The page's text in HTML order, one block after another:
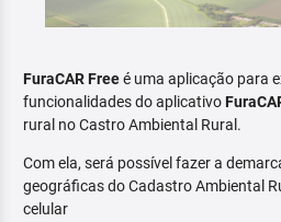
FuraCAR Freeé uma aplicação para
funcionalidades do aplicativo
rural no Castro Ambiental Rural.
Com ela, será possível fazer a
geográficas do Cadastro Ambiental
celular